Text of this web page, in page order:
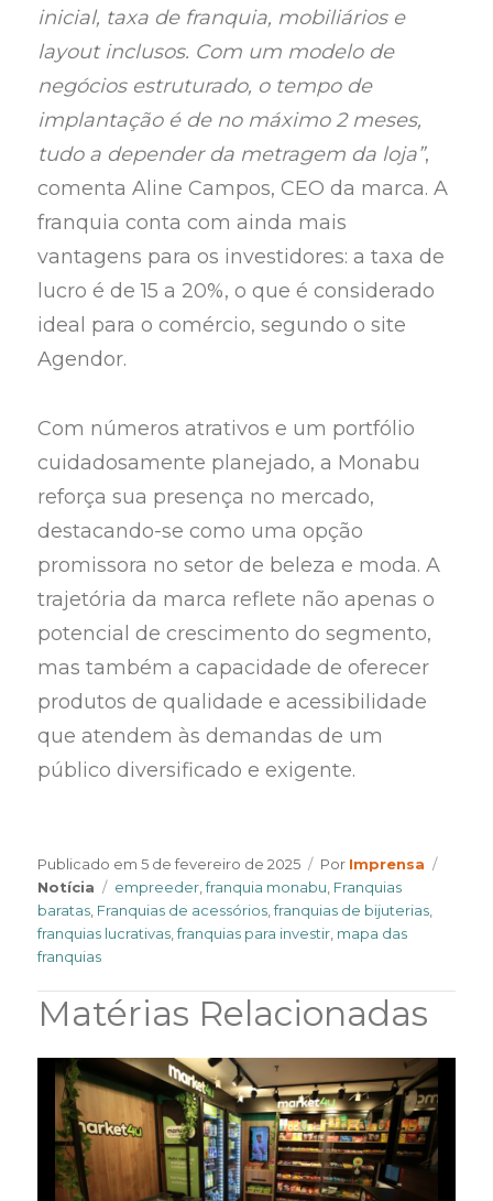
inicial, taxa de franquia, mobiliários e
layout inclusos. Com um modelo de
negócios estruturado, o tempo de
implantação é de no máximo 2 meses,
tudo a depender da metragem da loja”,
comenta Aline Campos, CEO da marca. A
franquia conta com ainda mais
vantagens para os investidores: a taxa de
lucro é de 15 a 20%, o que é considerado
ideal para o comércio, segundo o site
Agendor.
Com números atrativos e um portfólio
cuidadosamente planejado, a Monabu
reforça sua presença no mercado,
destacando-se como uma opção
promissora no setor de beleza e moda. A
trajetória da marca reflete não apenas o
potencial de crescimento do segmento,
mas também a capacidade de oferecer
produtos de qualidade e acessibilidade
que atendem às demandas de um
público diversificado e exigente.
Publicado em5 de fevereiro de 2025 Por Author
Imprensa
Notícia
Tags
empreeder,franquia monabu, Franquias
baratas, Franquias de acessórios,franquias de bijuterias,
franquias lucrativas,franquias para investir, mapa das
franquias
Matérias Relacionadas